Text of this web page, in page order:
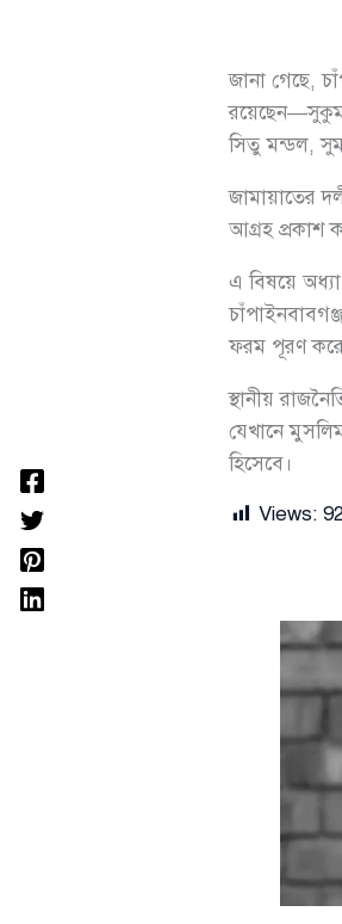
জানা গেছে,
সিতু মন্ডল,
জামায়াতের
আগ্রহ প্রকাশ
এ বিষয়ে
ফরম পূরণ
স্থানীয়
যেখানে
হিসেবে।
Views: